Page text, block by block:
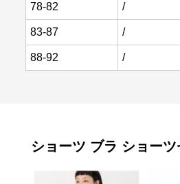
78-82 /
83-87 /
88-92 /
ショーツ ブラ ショーツ